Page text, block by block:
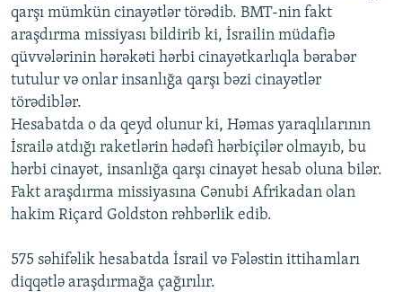
QANUNI DOĞRU
ARAŞDIRMA
MULTIMEDIA
VIDEO
FOTOQALEREYA
İNFOQRAFIKA
KARIKATURA
RADIO ARXIV
OXU ZALI
AZƏRBAYCAN ƏDƏBIYYATI KITABXANASI
İSLAM VƏ DEMOKRATIYA
HAQQIMIZDA
MISSIYAMIZ
PEŞƏ ETIKASI VƏ JURNALISTIKA STANDARTLARIMIZ
AZADLIQRADIOSU MOBIL TELEFONUNUZDA
BIZI IZLƏ
RFE/RL-in bütün saytları
qarşı mümkün cinayətlər törədib. BMT-nin fakt
araşdırma missiyası bildirib ki, İsrailin müdafiə
qüvvələrinin hərəkəti hərbi cinayətkarlıqla bərabər
tutulur və onlar insanlığa qarşı bəzi cinayətlər
törədiblər.
Hesabatda o da qeyd olunur ki, Həmas yaraqlılarının
İsrailə atdığı raketlərin hədəfi hərbiçilər olmayıb, bu
hərbi cinayət, insanlığa qarşı cinayət hesab oluna bilər.
Fakt araşdırma missiyasına Cənubi Afrikadan olan
hakim Riçard Goldston rəhbərlik edib.
575 səhifəlik hesabatda İsrail və Fələstin ittihamları
diqqətlə araşdırmağa çağırılır.